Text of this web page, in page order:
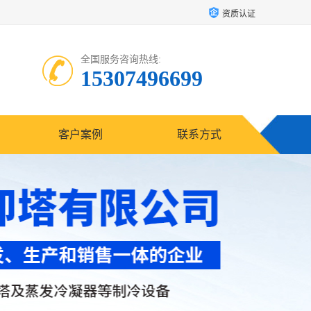
资质认证
全国服务咨询热线:
15307496699
客户案例 联系方式